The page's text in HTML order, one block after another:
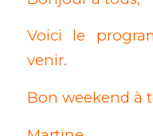
Voici le
venir.
Bon weekend à